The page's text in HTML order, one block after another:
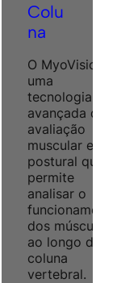
Colu
na
O MyoVision é
uma
tecnologia
avançada de
avaliação
muscular e
postural que
permite
analisar o
dos músculos
ao longo da
coluna
vertebral.